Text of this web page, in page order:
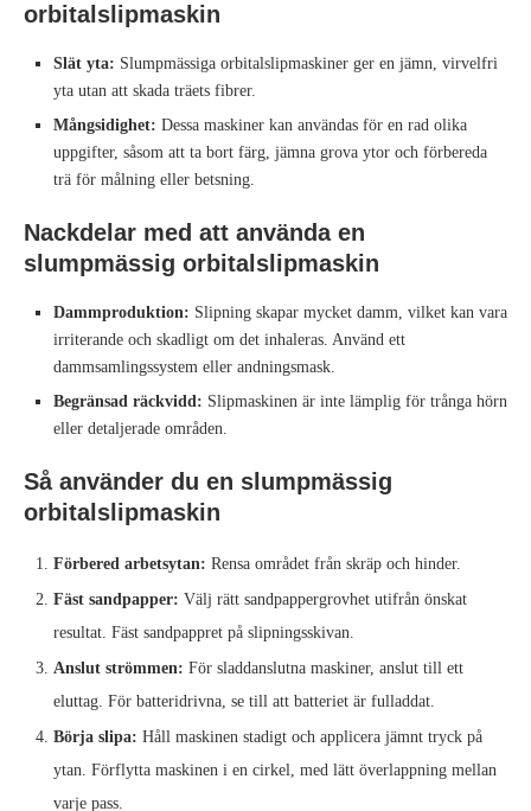
orbitalslipmaskin
Slät yta: Slumpmässiga orbitalslipmaskiner ger en jämn, virvelfri
yta utan att skada träets fibrer.
Mångsidighet: Dessa maskiner kan användas för en rad olika
uppgifter, såsom att ta bort färg, jämna grova ytor och förbereda
trä för målning eller betsning.
Nackdelar med att använda en
slumpmässig orbitalslipmaskin
Dammproduktion: Slipning skapar mycket damm, vilket kan vara
irriterande och skadligt om det inhaleras. Använd ett
dammsamlingssystem eller andningsmask.
Begränsad räckvidd: Slipmaskinen är inte lämplig för trånga hörn
eller detaljerade områden.
Så använder du en slumpmässig
orbitalslipmaskin
Förbered arbetsytan: Rensa området från skräp och hinder.
Fäst sandpapper: Välj rätt sandpappergrovhet utifrån önskat
resultat. Fäst sandpappret på slipningsskivan.
Anslut strömmen: För sladdanslutna maskiner, anslut till ett
eluttag. För batteridrivna, se till att batteriet är fulladdat.
Börja slipa: Håll maskinen stadigt och applicera jämnt tryck på
ytan. Förflytta maskinen i en cirkel, med lätt överlappning mellan
varje pass.